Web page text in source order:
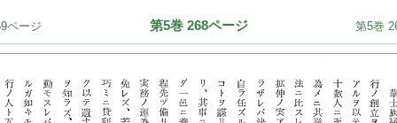
第5巻 268ページ